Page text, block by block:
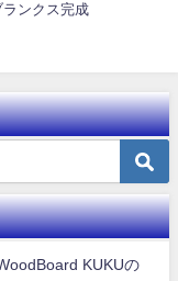
ンクス完成
KUKUの